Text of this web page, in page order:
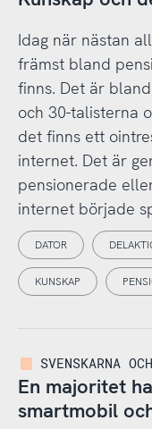
Idag när nästan
främst bland
finns. Det är
och 30-talisterna
det finns ett
internet. Det är
pensionerade
internet började
DATOR
KUNSKAP
SVENSKARNA
En majoritet
smartmobil